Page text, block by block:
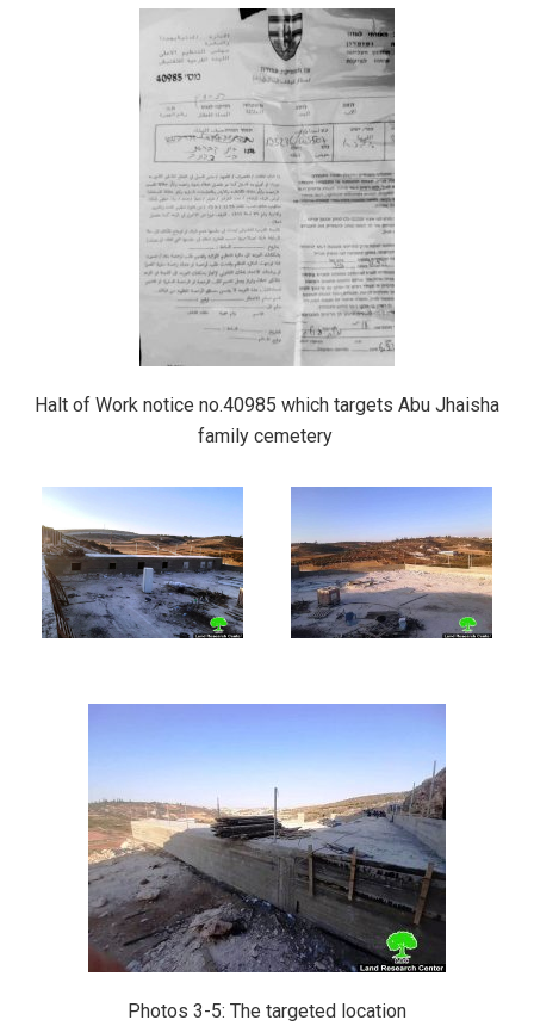
Halt of Work notice no.40985 which targets Abu Jhaisha
family cemetery
Photos 3-5: The targeted location